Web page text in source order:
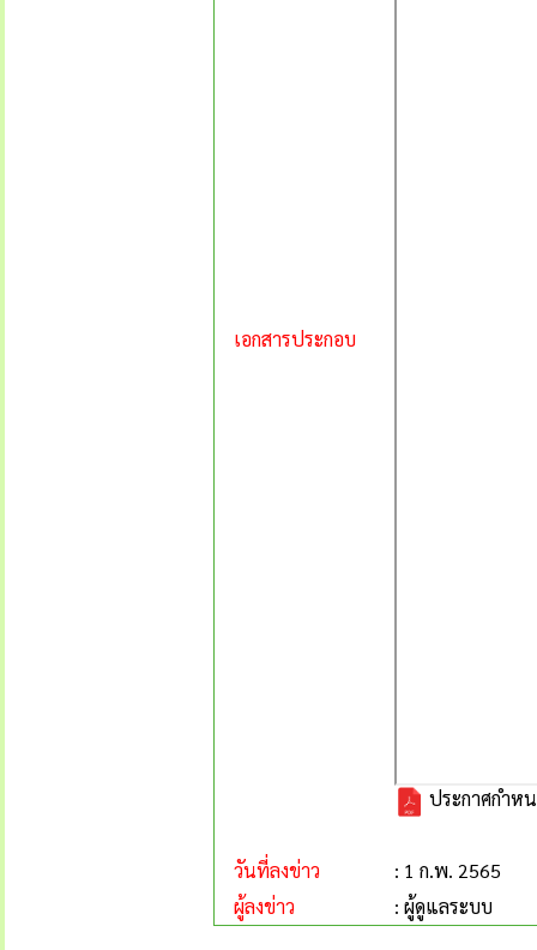
เอกสารประกอบ
ประกาศกำห
วันที่ลงข่าว
: 1 ก.พ. 2565
ผู้ลงข่าว
: ผู้ดูแลระบบ